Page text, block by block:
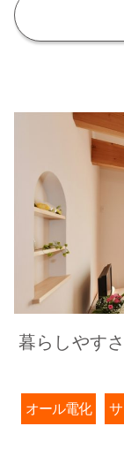
暮らしやす
オール電化